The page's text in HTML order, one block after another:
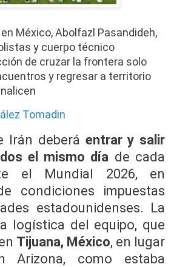
México, Abolfazl Pasandideh,
y cuerpo técnico
de cruzar la frontera solo
y regresar a territorio
Tomadin
Irán deberá entrar y salir
el mismo día de cada
el Mundial 2026, en
condiciones impuestas
estadounidenses. La
logística del equipo, que
Tijuana, México, en lugar
Arizona, como estaba